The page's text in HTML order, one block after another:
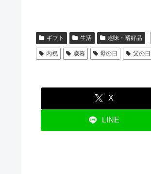
ギフト 生活 趣味・嗜好品
内祝 歳暮 母の日 父の日
X
LINE